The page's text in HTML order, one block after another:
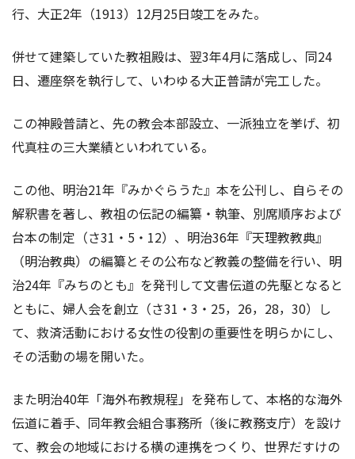
行、大正2年（1913）12月25日竣工をみた。
併せて建築していた教祖殿は、翌3年4月に落成し、同24
日、遷座祭を執行して、いわゆる大正普請が完工した。
この神殿普請と、先の教会本部設立、一派独立を挙げ、初
代真柱の三大業績といわれている。
この他、明治21年『みかぐらうた』本を公刊し、自らその
解釈書を著し、教祖の伝記の編纂・執筆、別席順序および
台本の制定（さ31・5・12）、明治36年『天理教教典』
（明治教典）の編纂とその公布など教義の整備を行い、明
治24年『みちのとも』を発刊して文書伝道の先駆となると
ともに、婦人会を創立（さ31・3・25，26，28，30）し
て、救済活動における女性の役割の重要性を明らかにし、
その活動の場を開いた。
また明治40年「海外布教規程」を発布して、本格的な海外
伝道に着手、同年教会組合事務所（後に教務支庁）を設け
て、教会の地域における横の連携をつくり、世界だすけの